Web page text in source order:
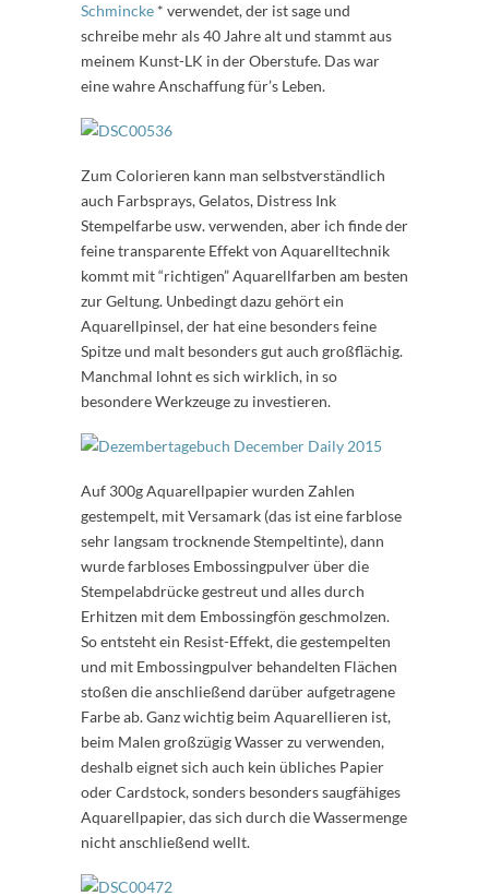
Schmincke * verwendet, der ist sage und
schreibe mehr als 40 Jahre alt und stammt aus
meinem Kunst-LK in der Oberstufe. Das war
eine wahre Anschaffung für’s Leben.
Zum Colorieren kann man selbstverständlich
auch Farbsprays, Gelatos, Distress Ink
Stempelfarbe usw. verwenden, aber ich finde der
feine transparente Effekt von Aquarelltechnik
kommt mit “richtigen” Aquarellfarben am besten
zur Geltung. Unbedingt dazu gehört ein
Aquarellpinsel, der hat eine besonders feine
Spitze und malt besonders gut auch großflächig.
Manchmal lohnt es sich wirklich, in so
besondere Werkzeuge zu investieren.
Auf 300g Aquarellpapier wurden Zahlen
gestempelt, mit Versamark (das ist eine farblose
sehr langsam trocknende Stempeltinte), dann
wurde farbloses Embossingpulver über die
Stempelabdrücke gestreut und alles durch
Erhitzen mit dem Embossingfön geschmolzen.
So entsteht ein Resist-Effekt, die gestempelten
und mit Embossingpulver behandelten Flächen
stoßen die anschließend darüber aufgetragene
Farbe ab. Ganz wichtig beim Aquarellieren ist,
beim Malen großzügig Wasser zu verwenden,
deshalb eignet sich auch kein übliches Papier
oder Cardstock, sonders besonders saugfähiges
Aquarellpapier, das sich durch die Wassermenge
nicht anschließend wellt.